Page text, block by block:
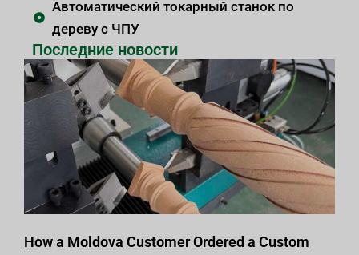
Автоматический токарный станок по
дереву с ЧПУ
Последние новости
How a Moldova Customer Ordered a Custom